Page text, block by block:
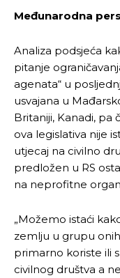
Međunarodna
Analiza podsjeća
pitanje
agenata“ u
usvajana u
Britaniji, Kanadi, pa
ova legislativa nije
utjecaj na civilno
predložen u RS
na neprofitne
„Možemo istaći
zemlju u grupu
primarno koriste ili
civilnog društva a